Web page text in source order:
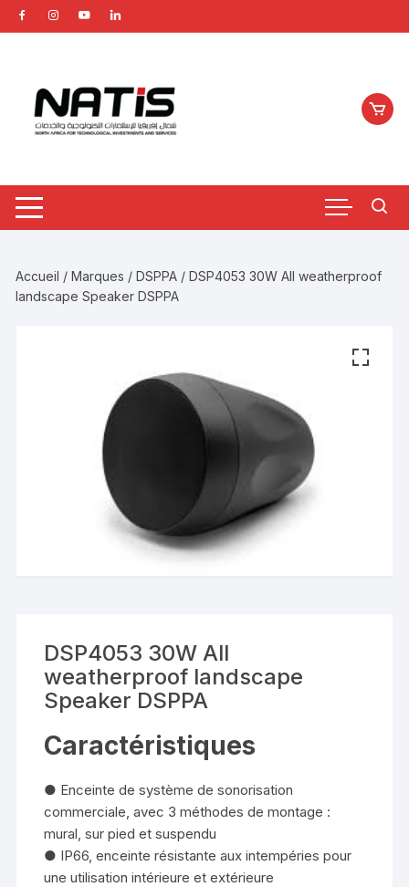
Aller
au
Accueil /Marques /DSPPA / DSP4053 30W All weatherproof
landscape Speaker DSPPA
DSP4053 30W All
weatherproof landscape
Speaker DSPPA
Caractéristiques
● Enceinte de système de sonorisation
commerciale, avec 3 méthodes de montage :
mural, sur pied et suspendu
● IP66, enceinte résistante aux intempéries pour
une utilisation intérieure et extérieure